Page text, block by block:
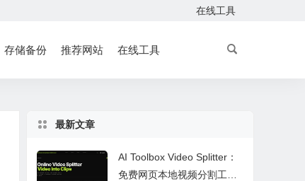
在线工具
存储备份 推荐网站 在线工具
最新文章
AI Toolbox Video Splitter：
免费网页本地视频分割工